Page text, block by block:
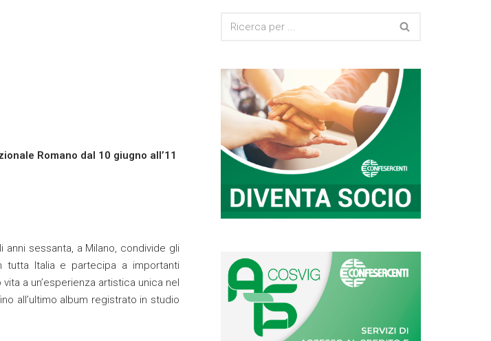
Romano dal 10 giugno all’11
anni sessanta, a Milano, condivide gli
tutta Italia e partecipa a importanti
a un’esperienza artistica unica nel
all’ultimo album registrato in studio